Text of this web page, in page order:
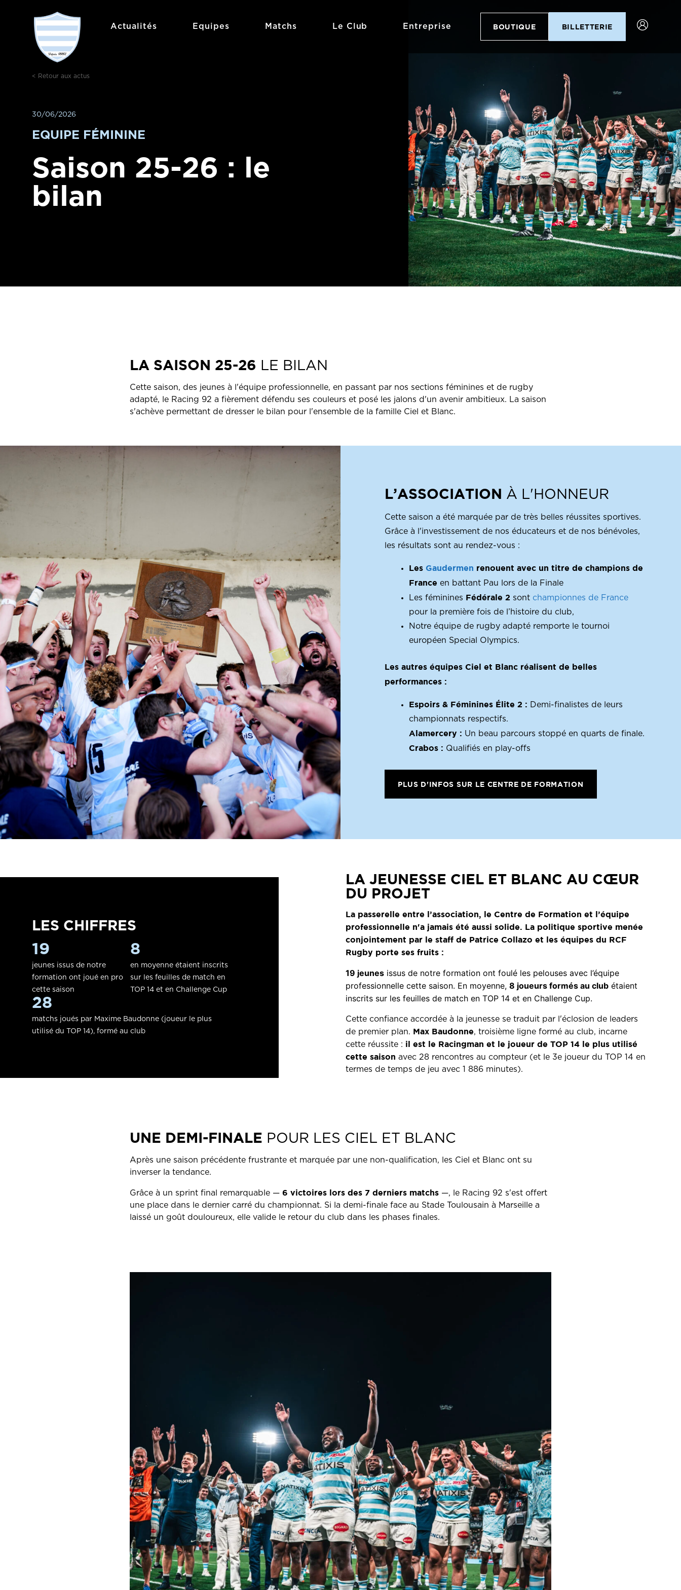
Actualités Equipes Matchs Le Club Entreprise BOUTIQUE BILLETTERIE
< Retour aux actus
30/06/2026
EQUIPE FÉMININE
Saison 25-26 : le
bilan
LA SAISON 25-26 LE BILAN
Cette saison, des jeunes à l'équipe professionnelle, en passant par nos sections féminines et de rugby
adapté, le Racing 92 a fièrement défendu ses couleurs et posé les jalons d'un avenir ambitieux. La saison
s'achève permettant de dresser le bilan pour l'ensemble de la famille Ciel et Blanc.
L’ASSOCIATION À L'HONNEUR
Cette saison a été marquée par de très belles réussites sportives.
Grâce à l'investissement de nos éducateurs et de nos bénévoles,
les résultats sont au rendez-vous :
Les Gaudermen renouent avec un titre de champions de
France en battant Pau lors de la Finale
Les féminines Fédérale 2 sont championnes de France
pour la première fois de l’histoire du club,
Notre équipe de rugby adapté remporte le tournoi
européen Special Olympics.
Les autres équipes Ciel et Blanc réalisent de belles
performances :
Espoirs & Féminines Élite 2 : Demi-finalistes de leurs
championnats respectifs.
Alamercery : Un beau parcours stoppé en quarts de finale.
Crabos : Qualifiés en play-offs
PLUS D'INFOS SUR LE CENTRE DE FORMATION
LES CHIFFRES
19
jeunes issus de notre
formation ont joué en pro
cette saison
8
en moyenne étaient inscrits
sur les feuilles de match en
TOP 14 et en Challenge Cup
28
matchs joués par Maxime Baudonne (joueur le plus
utilisé du TOP 14), formé au club
LA JEUNESSE CIEL ET BLANC AU CŒUR
DU PROJET
La passerelle entre l’association, le Centre de Formation et l’équipe
professionnelle n'a jamais été aussi solide. La politique sportive menée
conjointement par le staff de Patrice Collazo et les équipes du RCF
Rugby porte ses fruits :
19 jeunes issus de notre formation ont foulé les pelouses avec l’équipe
professionnelle cette saison. En moyenne,8 joueurs formés au club étaient
inscrits sur les feuilles de match en TOP 14 et en Challenge Cup.
Cette confiance accordée à la jeunesse se traduit par l'éclosion de leaders
de premier plan. Max Baudonne, troisième ligne formé au club, incarne
cette réussite : il est le Racingman et le joueur de TOP 14 le plus utilisé
cette saison avec 28 rencontres au compteur (et le 3e joueur du TOP 14 en
termes de temps de jeu avec 1 886 minutes).
UNE DEMI-FINALE POUR LES CIEL ET BLANC
Après une saison précédente frustrante et marquée par une non-qualification, les Ciel et Blanc ont su
inverser la tendance.
Grâce à un sprint final remarquable — 6 victoires lors des 7 derniers matchs—, le Racing 92 s'est offert
une place dans le dernier carré du championnat. Si la demi-finale face au Stade Toulousain à Marseille a
laissé un goût douloureux, elle valide le retour du club dans les phases finales.